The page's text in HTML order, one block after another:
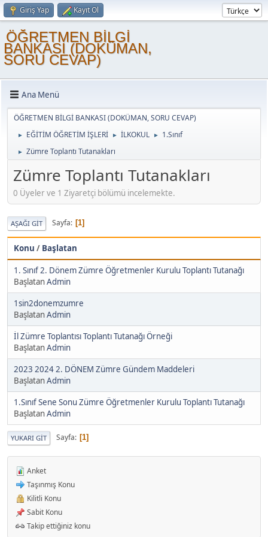
Giriş Yap Kayıt Ol
ÖĞRETMEN BİLGİ
BANKASI (DOKÜMAN,
SORU CEVAP)
Ana Menü
ÖĞRETMEN BİLGİ BANKASI (DOKÜMAN, SORU CEVAP)
► EĞİTİM ÖĞRETİM İŞLERİ ► İLKOKUL ► 1.Sınıf
► Zümre Toplantı Tutanakları
Zümre Toplantı Tutanakları
0 Üyeler ve 1 Ziyaretçi bölümü incelemekte.
AŞAĞI GIT Sayfa 1
Konu / Başlatan
1. Sınıf 2. Dönem Zümre Öğretmenler Kurulu Toplantı Tutanağı
BaşlatanAdmin
1sin2donemzumre
BaşlatanAdmin
İl Zümre Toplantısı Toplantı Tutanağı Örneği
BaşlatanAdmin
2023 2024 2. DÖNEM Zümre Gündem Maddeleri
BaşlatanAdmin
1.Sınıf Sene Sonu Zümre Öğretmenler Kurulu Toplantı Tutanağı
BaşlatanAdmin
YUKARI GIT Sayfa 1
Anket
Taşınmış Konu
Kilitli Konu
Sabit Konu
Takip ettiğiniz konu